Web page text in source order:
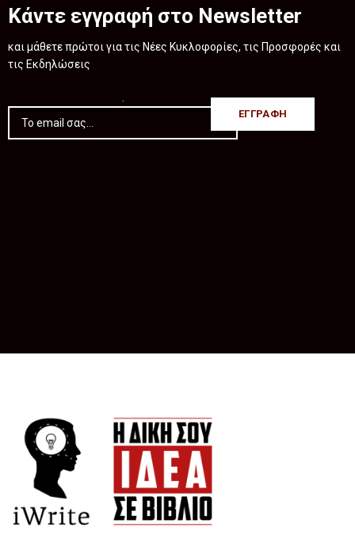
Κάντε εγγραφή στο Newsletter
και μάθετε πρώτοι για τις Νέες Κυκλοφορίες, τις Προσφορές και
τις Εκδηλώσεις